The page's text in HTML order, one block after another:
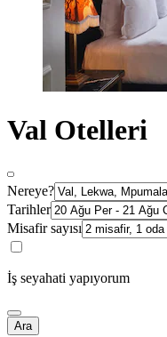
Val Otelleri
Nereye?
Tarihler
Misafir sayısı
İş seyahati yapıyorum
Ara